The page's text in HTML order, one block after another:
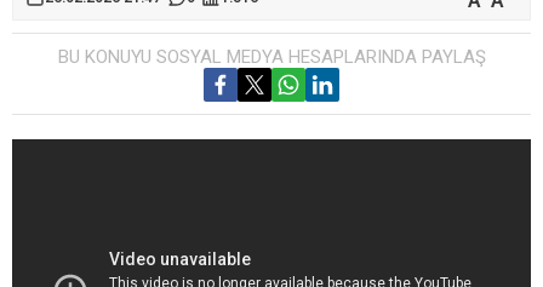
BU KONUYU SOSYAL MEDYA HESAPLARINDA PAYLAŞ